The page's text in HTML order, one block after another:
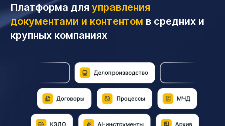
Платформа для управления
документами и контентом в средних и
крупных компаниях